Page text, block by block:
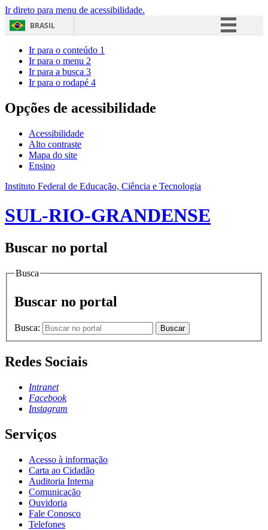
Ir direto para menu de acessibilidade.
BRASIL
Acesso à informação
Ir para o conteúdo 1
Ir para o menu 2
Ir para a busca 3
Ir para o rodapé 4
Opções de acessibilidade
Acessibilidade
Alto contraste
Mapa do site
Ensino
Instituto Federal de Educação, Ciência e Tecnologia
SUL-RIO-GRANDENSE
Buscar no portal
Busca
Buscar no portal
Busca: Buscar
Redes Sociais
Intranet
Facebook
Instagram
Serviços
Acesso à informação
Carta ao Cidadão
Auditoria Interna
Comunicação
Ouvidoria
Fale Conosco
Telefones